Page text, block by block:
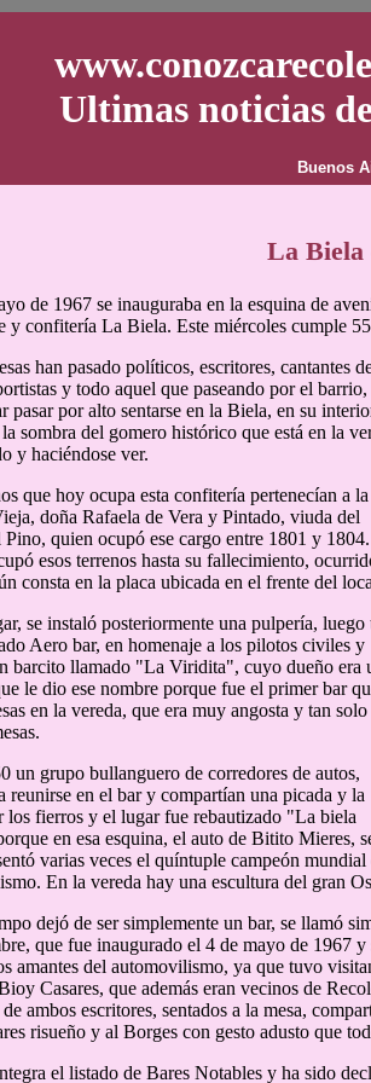
Ultimas noticias
Buenos
La Biela
de 1967 se inauguraba en la esquina de
y confitería La Biela. Este miércoles cumple
han pasado políticos, escritores, cantantes
y todo aquel que paseando por el
pasar por alto sentarse en la Biela, en su
sombra del gomero histórico que está en la
y haciéndose ver.
que hoy ocupa esta confitería pertenecían a la
doña Rafaela de Vera y Pintado, viuda del
quien ocupó ese cargo entre 1801 y
esos terrenos hasta su fallecimiento,
consta en la placa ubicada en el frente del
se instaló posteriormente una pulpería, luego
Aero bar, en homenaje a los pilotos civiles y
barcito llamado "La Viridita", cuyo dueño era
le dio ese nombre porque fue el primer bar
en la vereda, que era muy angosta y tan solo
un grupo bullanguero de corredores de autos,
reunirse en el bar y compartían una picada y la
los fierros y el lugar fue rebautizado "La biela
en esa esquina, el auto de Bitito Mieres,
varias veces el quíntuple campeón
En la vereda hay una escultura del gran
dejó de ser simplemente un bar, se llamó
que fue inaugurado el 4 de mayo de 1967
amantes del automovilismo, ya que tuvo
Casares, que además eran vecinos de
ambos escritores, sentados a la mesa,
risueño y al Borges con gesto adusto que
el listado de Bares Notables y ha sido